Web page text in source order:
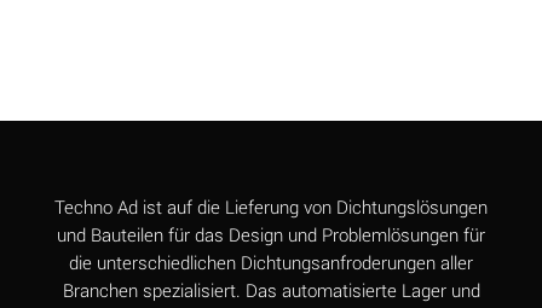
Aluminum Fluoride
B
Aluminum Nitrate
(Aqueous)
Aluminum Phosphate
(Aqueous)
A
Techno Ad ist auf die Lieferung von Dichtungslösungen
und Bauteilen für das Design und Problemlösungen für
die unterschiedlichen Dichtungsanfroderungen aller
Branchen spezialisiert. Das automatisierte Lager und